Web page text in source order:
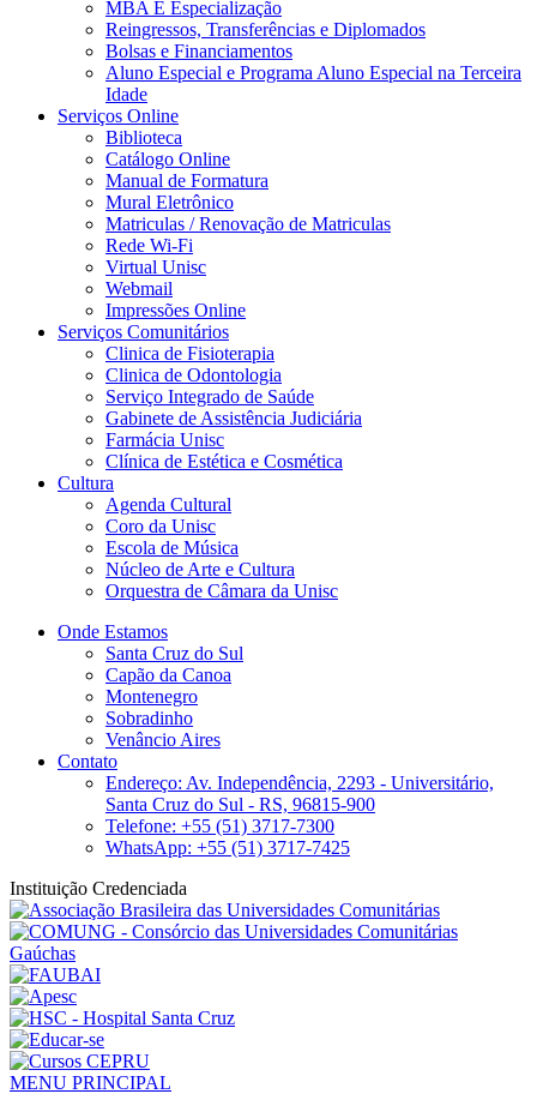
MBA E Especialização
Reingressos, Transferências e Diplomados
Bolsas e Financiamentos
Aluno Especial e Programa Aluno Especial na Terceira
Idade
Serviços Online
Biblioteca
Catálogo Online
Manual de Formatura
Mural Eletrônico
Matriculas / Renovação de Matriculas
Rede Wi-Fi
Virtual Unisc
Webmail
Impressões Online
Serviços Comunitários
Clinica de Fisioterapia
Clinica de Odontologia
Serviço Integrado de Saúde
Gabinete de Assistência Judiciária
Farmácia Unisc
Clínica de Estética e Cosmética
Cultura
Agenda Cultural
Coro da Unisc
Escola de Música
Núcleo de Arte e Cultura
Orquestra de Câmara da Unisc
Onde Estamos
Santa Cruz do Sul
Capão da Canoa
Montenegro
Sobradinho
Venâncio Aires
Contato
Endereço: Av. Independência, 2293 - Universitário,
Santa Cruz do Sul - RS, 96815-900
Telefone: +55 (51) 3717-7300
WhatsApp: +55 (51) 3717-7425
Instituição Credenciada
MENU PRINCIPAL